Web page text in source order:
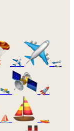
✈️ 🛫
🛰️ 🚀
⛵ 🚤